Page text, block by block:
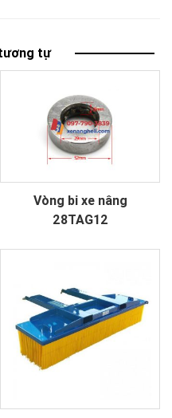
tự
Vòng bi xe nâng
28TAG12